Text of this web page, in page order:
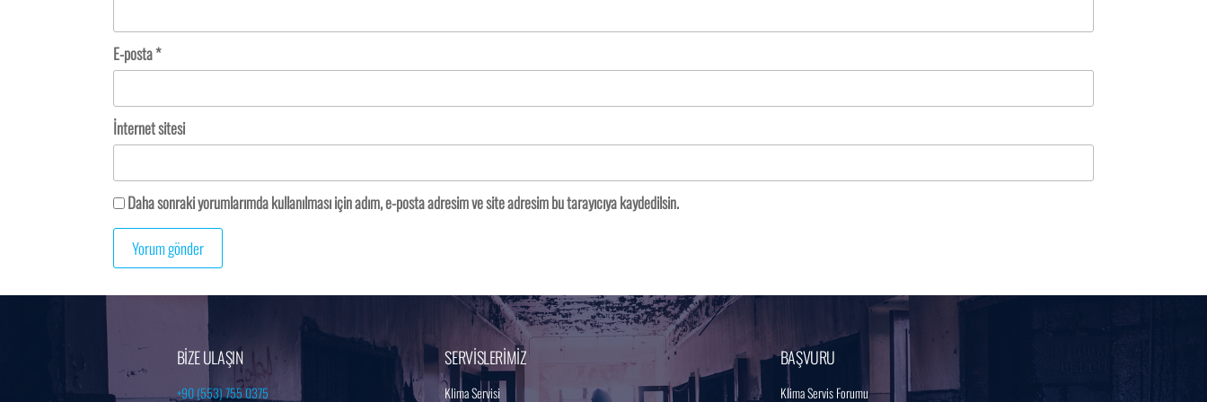
E-posta*
İnternet sitesi
Daha sonraki yorumlarımda kullanılması için adım, e-posta adresim ve site adresim bu tarayıcıya kaydedilsin.
BİZE ULAŞIN
+90 (553) 755 0375
SERVİSLERİMİZ
Klima Servisi
BAŞVURU
Klima Servis Forumu